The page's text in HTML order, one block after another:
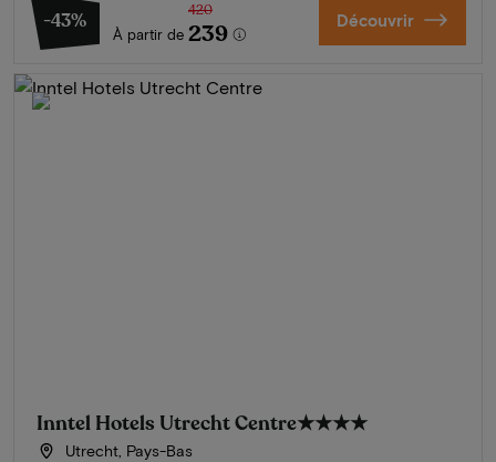
-43%
À partir de
420
239 Découvrir
Inntel Hotels Utrecht Centre★★★★
Utrecht, Pays-Bas